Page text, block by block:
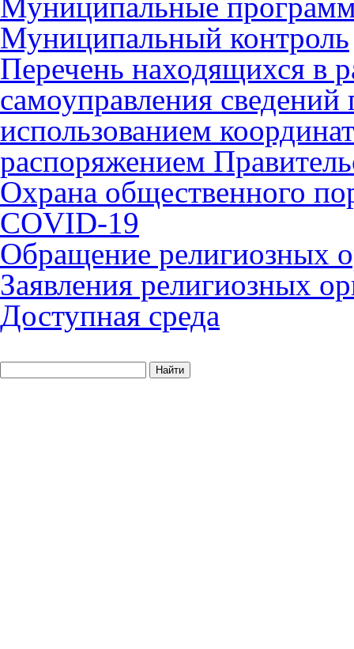
Муниципальный контроль
Перечень находящихся в
самоуправления
использованием
распоряжением
Охрана общественного
COVID-19
Обращение религиозных
Заявления религиозных
Доступная среда
Найти